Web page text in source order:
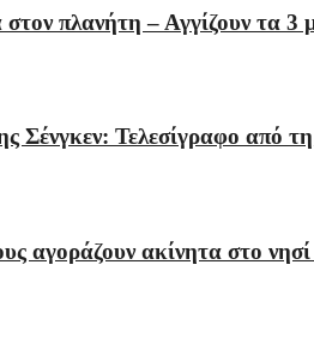
πλανήτη – Αγγίζουν τα 3
Σένγκεν: Τελεσίγραφο από
αγοράζουν ακίνητα στο